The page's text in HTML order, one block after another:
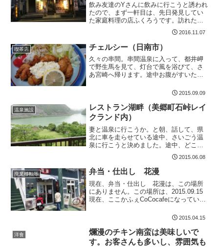
飲み友達のYさんに飲みに行こうと誘われ
たので、まず一軒目は、先日発見してい
た家庭料理の店ふくろうです。訪れた時
間は17時半。オープンが18時からという
ことなので、歩いて5分ほどのやいちゃッ
亭 宮崎店に行きました。焼肉居酒屋 や
いちゃッ亭（宮...
2016.11.07
喫茶店 チェルシー（日南市）
久々の串間。串間温泉に入って、都井岬
で野生馬を見て、灯台で風を浴びて、さ
あ宮崎へ帰ります。途中お腹がすいたの
るところを探しました。以前からチェッ
ビニの横にあるので車を...
2015.09.09
温泉施設
レストラン湖畔（美郷町石峠レイ
クランド内）
妻と温泉に行こうか。と朝、話して、県
北に車を走らせている途中、さいごう温
泉に行こうと決めました。途中、どこか
で食べるところないかな、と思っていま
したが、見つけられずに、石峠レイクラ
ンド さいごう温泉美々川 内のレスト
ラン湖畔へ。見晴らしがと...
2015.06.08
廃業移転等 弁当・仕出し 花漫
現在、弁当・仕出し 花漫は、この場所
にありません。この場所は、2015.09.15
現在、ここかふぇCoCocafeになっていま
気になっていました。なぜならば、お酒
あった...
2015.04.15
洋食
爛漫のチキン南蛮は美味しいで
す。お客さんも多いし、雰囲気も